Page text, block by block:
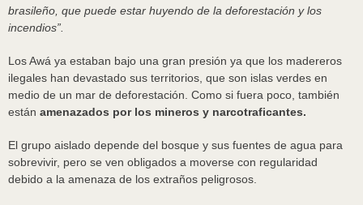
brasileño, que puede estar huyendo de la deforestación y los
incendios”.
Los Awá ya estaban bajo una gran presión ya que los madereros
ilegales han devastado sus territorios, que son islas verdes en
medio de un mar de deforestación. Como si fuera poco, también
están amenazados por los mineros y narcotraficantes.
El grupo aislado depende del bosque y sus fuentes de agua para
sobrevivir, pero se ven obligados a moverse con regularidad
debido a la amenaza de los extraños peligrosos.